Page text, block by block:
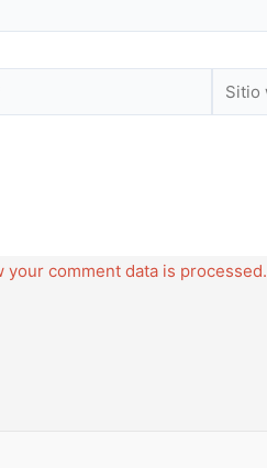
Sitio
web
your comment data is processed.